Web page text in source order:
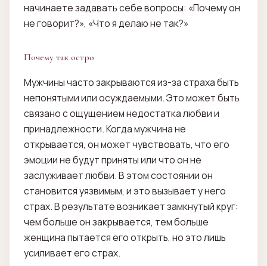
начинаете задавать себе вопросы: «Почему он
не говорит?», «Что я делаю не так?»
Почему так остро
Мужчины часто закрываются из-за страха быть
непонятыми или осуждаемыми. Это может быть
связано с ощущением недостатка любви и
принадлежности. Когда мужчина не
открывается, он может чувствовать, что его
эмоции не будут приняты или что он не
заслуживает любви. В этом состоянии он
становится уязвимым, и это вызывает у него
страх. В результате возникает замкнутый круг:
чем больше он закрывается, тем больше
женщина пытается его открыть, но это лишь
усиливает его страх.